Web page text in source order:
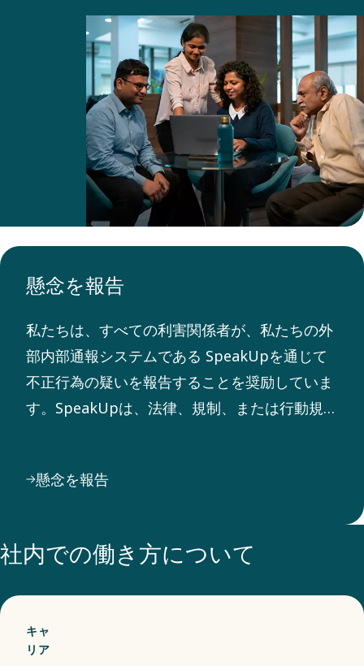
ネス
パー
トナ
ーに
必須
のト
レー
ニン
プラ
を提
世界
懸念を報告
私たちは、すべての利害関係者が、私たちの外
部内部通報システムである SpeakUpを通じて
不正行為の疑いを報告することを奨励していま
す。SpeakUpは、法律、規制、または行動規範
懸念を報告
社内での働き方について
キャ
リア